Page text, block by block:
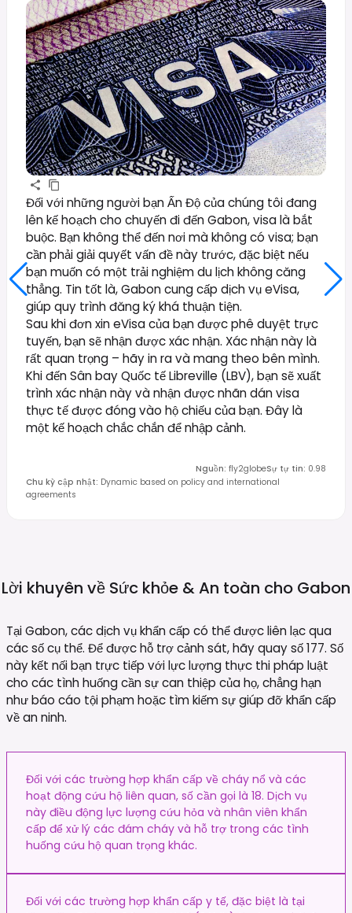
Đối với những người bạn Ấn Độ của chúng tôi đang
lên kế hoạch cho chuyến đi đến Gabon, visa là bắt
buộc. Bạn không thể đến nơi mà không có visa; bạn
cần phải giải quyết vấn đề này trước, đặc biệt nếu
bạn muốn có một trải nghiệm du lịch không căng
thẳng. Tin tốt là, Gabon cung cấp dịch vụ eVisa,
giúp quy trình đăng ký khá thuận tiện.
Sau khi đơn xin eVisa của bạn được phê duyệt trực
tuyến, bạn sẽ nhận được xác nhận. Xác nhận này là
rất quan trọng – hãy in ra và mang theo bên mình.
Khi đến Sân bay Quốc tế Libreville (LBV), bạn sẽ xuất
trình xác nhận này và nhận được nhãn dán visa
thực tế được đóng vào hộ chiếu của bạn. Đây là
một kế hoạch chắc chắn để nhập cảnh.
Nguồn: fly2globeSự tự tin: 0.98
Chu kỳ cập nhật: Dynamic based on policy and international
agreements
Lời khuyên về Sức khỏe & An toàn cho Gabon
Tại Gabon, các dịch vụ khẩn cấp có thể được liên lạc qua
các số cụ thể. Để được hỗ trợ cảnh sát, hãy quay số 177. Số
này kết nối bạn trực tiếp với lực lượng thực thi pháp luật
cho các tình huống cần sự can thiệp của họ, chẳng hạn
như báo cáo tội phạm hoặc tìm kiếm sự giúp đỡ khẩn cấp
về an ninh.
Đối với các trường hợp khẩn cấp về cháy nổ và các
hoạt động cứu hộ liên quan, số cần gọi là 18. Dịch vụ
này điều động lực lượng cứu hỏa và nhân viên khẩn
cấp để xử lý các đám cháy và hỗ trợ trong các tình
huống cứu hộ quan trọng khác.
Đối với các trường hợp khẩn cấp y tế, đặc biệt là tại